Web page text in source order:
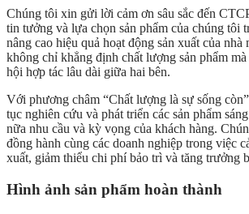
Chúng tôi xin gửi lời cảm ơn sâu sắc đến
tin tưởng và lựa chọn sản phẩm của chúng tôi
nâng cao hiệu quả hoạt động sản xuất của nhà
không chỉ khẳng định chất lượng sản phẩm
hội hợp tác lâu dài giữa hai bên.
Với phương châm “Chất lượng là sự sống
tục nghiên cứu và phát triển các sản phẩm
nữa nhu cầu và kỳ vọng của khách hàng.
đồng hành cùng các doanh nghiệp trong việc
xuất, giảm thiểu chi phí bảo trì và tăng trưởng
Hình ảnh sản phẩm hoàn thành